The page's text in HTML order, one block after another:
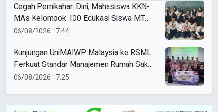
Cegah Pernikahan Dini, Mahasiswa KKN-
MAs Kelompok 100 Edukasi Siswa MTS
Miftahul Ulum Tawangsari
06/08/2026 17:44
Kunjungan UniMAIWP Malaysia ke RSML:
Perkuat Standar Manajemen Rumah Sakit
Syariah
06/08/2026 17:25